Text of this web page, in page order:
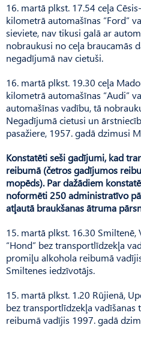
16. martā plkst. 17.54 ceļa
kilometrā automašīnas “Ford”
sieviete, nav tikusi galā ar
nobraukusi no ceļa braucamās
negadījumā nav cietuši.
16. martā plkst. 19.30 ceļa
kilometrā automašīnas “Audi”
automašīnas vadību, tā
Negadījumā cietusi un
pasažiere, 1957. gadā dzimusi
Konstatēti seši gadījumi, kad
reibumā (četros gadījumos
mopēds). Par dažādiem
noformēti 250 administratīvo
atļautā braukšanas ātruma
15. martā plkst. 16.30 Smiltenē,
“Hond” bez transportlīdzekļa
promiļu alkohola reibumā
Smiltenes iedzīvotājs.
15. martā plkst. 1.20 Rūjienā,
bez transportlīdzekļa
reibumā vadījis 1997. gadā